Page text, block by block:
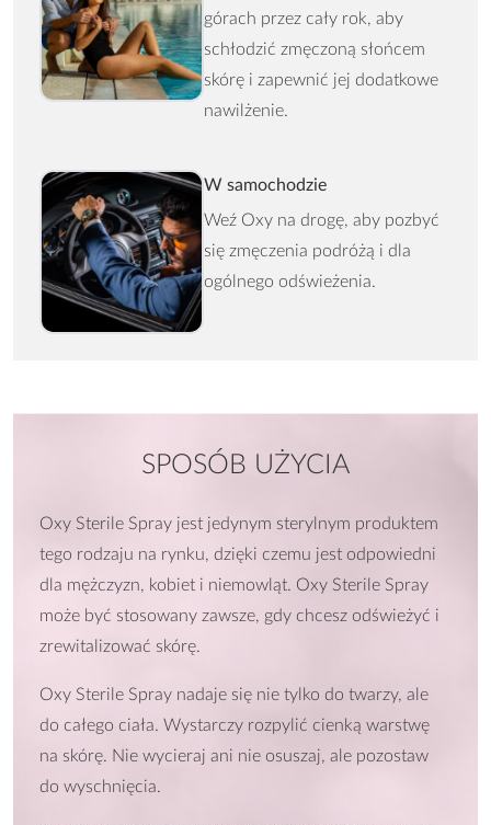
górach przez cały rok, aby
schłodzić zmęczoną słońcem
skórę i zapewnić jej dodatkowe
nawilżenie.
W samochodzie
Weź Oxy na drogę, aby pozbyć
się zmęczenia podróżą i dla
ogólnego odświeżenia.
SPOSÓB UŻYCIA
Oxy Sterile Spray jest jedynym sterylnym produktem
tego rodzaju na rynku, dzięki czemu jest odpowiedni
dla mężczyzn, kobiet i niemowląt. Oxy Sterile Spray
może być stosowany zawsze, gdy chcesz odświeżyć i
zrewitalizować skórę.
Oxy Sterile Spray nadaje się nie tylko do twarzy, ale
do całego ciała. Wystarczy rozpylić cienką warstwę
na skórę. Nie wycieraj ani nie osuszaj, ale pozostaw
do wyschnięcia.